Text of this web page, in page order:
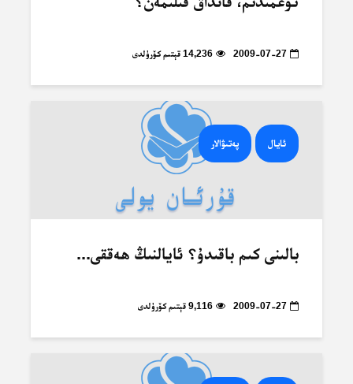
2009-07-27 14,236 قېتىم كۆرۈلدى
ئايال پەتىۋالار
بالىنى كىم باقىدۇ؟ ئايالنىڭ ھەققى...
2009-07-27 9,116 قېتىم كۆرۈلدى